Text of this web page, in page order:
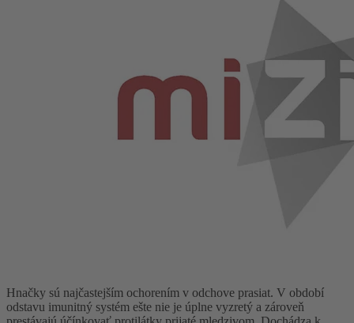
Hnačky sú najčastejším ochorením v odchove prasiat. V období
odstavu imunitný systém ešte nie je úplne vyzretý a zároveň